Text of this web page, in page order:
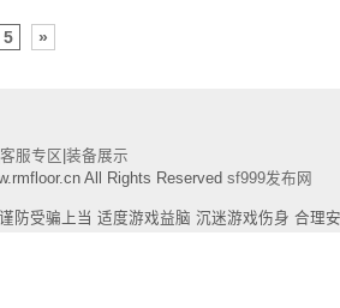
5 »
客服专区 装备展示
All Rights Reserved sf999发布网
防受骗上当 适度游戏益脑 沉迷游戏伤身 合理